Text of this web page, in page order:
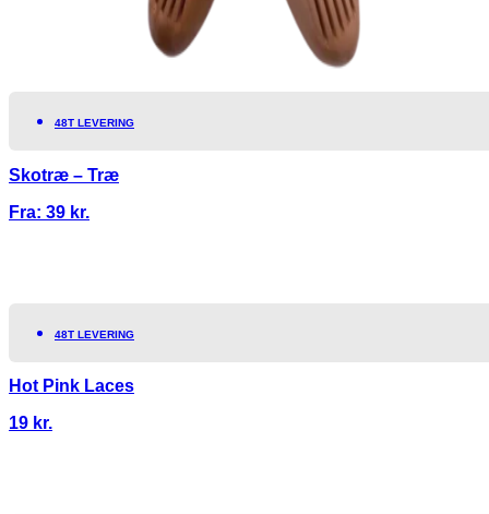
48T LEVERING
Skotræ – Træ
Fra: 39 kr.
48T LEVERING
Hot Pink Laces
19 kr.